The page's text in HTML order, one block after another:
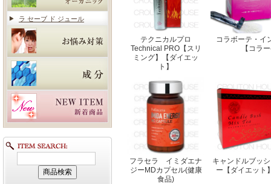
ラ セーブ ド ジュール
テクニカルプロ
Technical PRO【スリ
ミング】【ダイエッ
ト】
コラボーテ・イ
【コラ
フラセラ イミダエナ
ジーMDカプセル(健康
食品)
キャンドルブッ
ー【ダイエット